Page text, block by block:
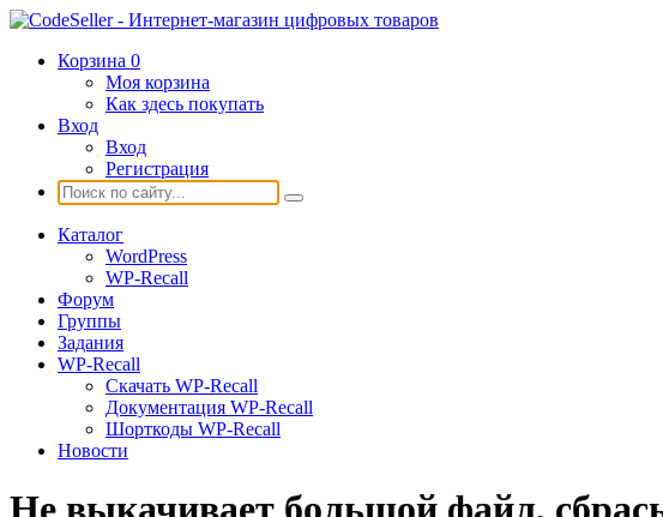
Корзина 0
Моя корзина
Как здесь покупать
Вход
Вход
Регистрация
Каталог
WordPress
WP-Recall
Форум
Группы
Задания
WP-Recall
Скачать WP-Recall
Документация WP-Recall
Шорткоды WP-Recall
Новости